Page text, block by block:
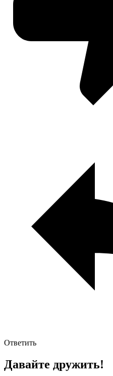
Ответить
Давайте дружить!